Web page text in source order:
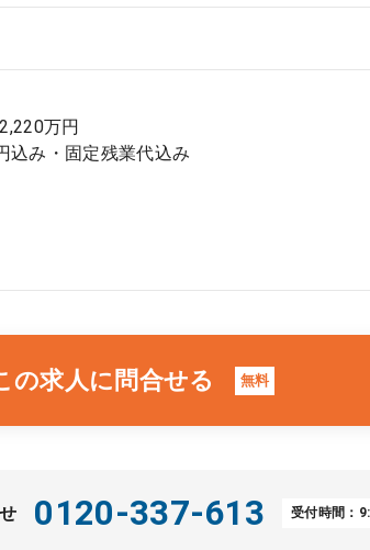
万円
込み・固定残業代込み
の求人に問合せる 無料
0120-337-613 受付時間：